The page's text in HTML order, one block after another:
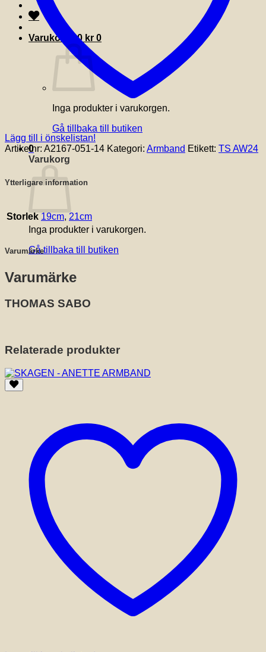
Varukorg /0 kr 0
Inga produkter i varukorgen.
Gå tillbaka till butiken
0
Varukorg
Inga produkter i varukorgen.
Gå tillbaka till butiken
Lägg till i önskelistan!
Artikelnr: A2167-051-14 Kategori: Armband Etikett: TS AW24
Ytterligare information
Storlek 19cm, 21cm
Varumärke
Varumärke
THOMAS SABO
Relaterade produkter